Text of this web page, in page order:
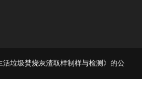
垃圾焚烧灰渣取样制样与检测》的公